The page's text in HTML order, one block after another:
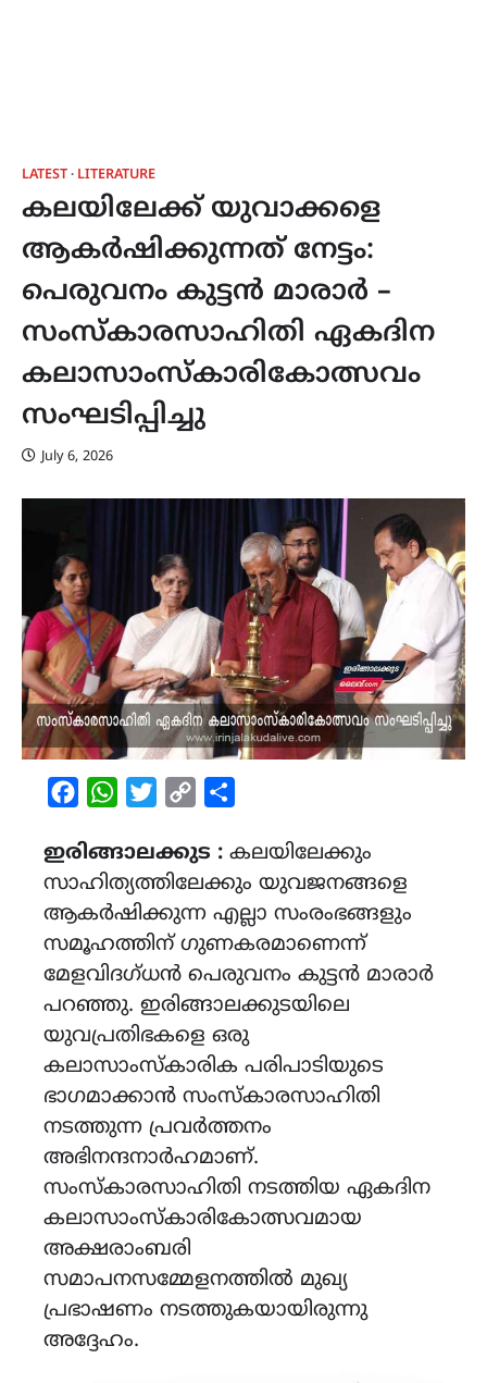
LATEST LITERATURE
കലയിലേക്ക് യുവാക്കളെ
ആകർഷിക്കുന്നത് നേട്ടം:
പെരുവനം കുട്ടൻ മാരാർ –
സംസ്കാരസാഹിതി ഏകദിന
കലാസാംസ്കാരികോത്സവം
സംഘടിപ്പിച്ചു
July 6, 2026
FacebookWhatsAppTwitterCopy
ഇരിങ്ങാലക്കുട : കലയിലേക്കും
സാഹിത്യത്തിലേക്കും യുവജനങ്ങളെ
ആകർഷിക്കുന്ന എല്ലാ സംരംഭങ്ങളും
സമൂഹത്തിന് ഗുണകരമാണെന്ന്
മേളവിദഗ്ധൻ പെരുവനം കുട്ടൻ മാരാർ
പറഞ്ഞു. ഇരിങ്ങാലക്കുടയിലെ
യുവപ്രതിഭകളെ ഒരു
കലാസാംസ്കാരിക പരിപാടിയുടെ
ഭാഗമാക്കാൻ സംസ്കാരസാഹിതി
നടത്തുന്ന പ്രവർത്തനം
അഭിനന്ദനാർഹമാണ്.
സംസ്കാരസാഹിതി നടത്തിയ ഏകദിന
കലാസാംസ്കാരികോത്സവമായ
അക്ഷരാംബരി
സമാപനസമ്മേളനത്തിൽ മുഖ്യ
പ്രഭാഷണം നടത്തുകയായിരുന്നു
അദ്ദേഹം.